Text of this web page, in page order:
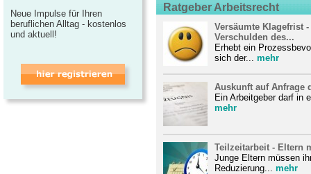
Ratgeber Arbeitsrecht
Versäumte Klagefrist
Verschulden des...
Erhebt ein
sich der... mehr
Auskunft auf Anfrage
Ein Arbeitgeber darf in
mehr
Teilzeitarbeit - Eltern
Junge Eltern müssen
Reduzierung... mehr
Neue Impulse für Ihren
beruflichen Alltag - kostenlos
und aktuell!